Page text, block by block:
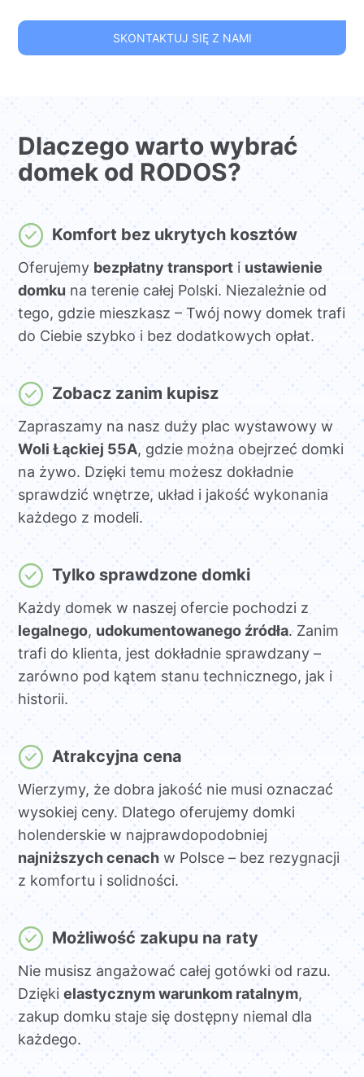
SKONTAKTUJ SIĘ Z NAMI
Dlaczego warto wybrać
domek od RODOS?
Komfort bez ukrytych kosztów
Oferujemybezpłatny transporti ustawienie
domkuna terenie całej Polski. Niezależnie od
tego, gdzie mieszkasz – Twój nowy domek trafi
do Ciebie szybko i bez dodatkowych opłat.
Zobacz zanim kupisz
Zapraszamy na nasz duży plac wystawowy w
Woli Łąckiej 55A, gdzie można obejrzeć domki
na żywo. Dzięki temu możesz dokładnie
sprawdzić wnętrze, układ i jakość wykonania
każdego z modeli.
Tylko sprawdzone domki
Każdy domek w naszej ofercie pochodzi z
legalnego, udokumentowanego źródła. Zanim
trafi do klienta, jest dokładnie sprawdzany –
zarówno pod kątem stanu technicznego, jak i
historii.
Atrakcyjna cena
Wierzymy, że dobra jakość nie musi oznaczać
wysokiej ceny. Dlatego oferujemy domki
holenderskie w najprawdopodobniej
najniższych cenachw Polsce – bez rezygnacji
z komfortu i solidności.
Możliwość zakupu na raty
Nie musisz angażować całej gotówki od razu.
Dziękielastycznym warunkom ratalnym,
zakup domku staje się dostępny niemal dla
każdego.